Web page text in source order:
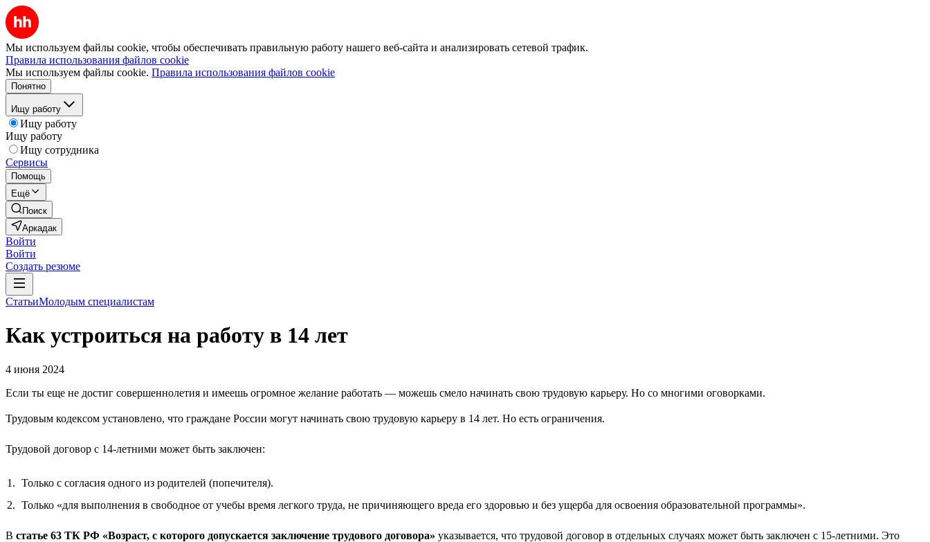
Мы используем файлы cookie, чтобы обеспечивать правильную работу нашего веб-сайта и анализировать сетевой трафик.
Правила использования файлов cookie
Мы используем файлы cookie. Правила использования файлов cookie
Понятно
Ищу работу
Ищу работу
Ищу работу
Ищу сотрудника
Сервисы
Помощь
Ещё
Поиск
Аркадак
Войти
Войти
Создать резюме
СтатьиМолодым специалистам
Как устроиться на работу в 14 лет
4 июня 2024
Если ты еще не достиг совершеннолетия и имеешь огромное желание работать — можешь смело начинать свою трудовую карьеру. Но со многими оговорками.
Трудовым кодексом установлено, что граждане России могут начинать свою трудовую карьеру в 14 лет. Но есть ограничения.
Трудовой договор с 14-летними может быть заключен:
Только с согласия одного из родителей (попечителя).
Только «для выполнения в свободное от учебы время легкого труда, не причиняющего вреда его здоровью и без ущерба для освоения образовательной программы».
В статье 63 ТК РФ «Возраст, с которого допускается заключение трудового договора» указывается, что трудовой договор в отдельных случаях может быть заключен с 15-летними. Это